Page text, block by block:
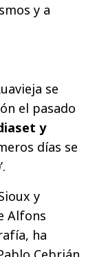
y a
se
el pasado
y
días se
y
Alfons
ha